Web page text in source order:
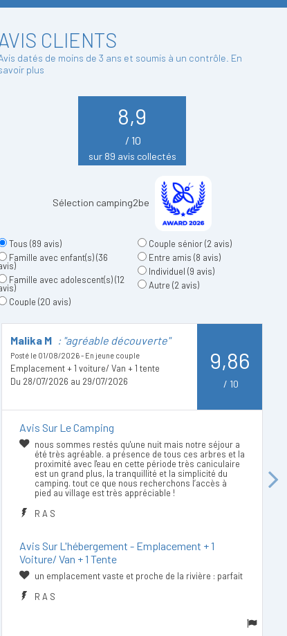
CLIENTS
datés de moins de 3 ans et soumis à un contrôle. En
plus
8,9
/ 10
sur 89 avis collectés
Sélection camping2be
Tous (89 avis)
Famille avec enfant(s)(36
Famille avec adolescent(s)(12
Couple (20 avis)
Couple sénior(2 avis)
Entre amis (8 avis)
Individuel (9 avis)
Autre (2 avis)
Malika M : "agréable découverte"
Posté le 01/08/2026 - En jeune couple
Emplacement + 1 voiture/ Van + 1 tente
Du 28/07/2026 au 29/07/2026
9,86
/ 10
Avis Sur Le Camping
nous sommes restés qu'une nuit mais notre séjour a
été très agréable. a présence de tous ces arbres et la
proximité avec l'eau en cette période très caniculaire
est un grand plus, la tranquillité et la simplicité du
camping. tout ce que nous recherchons l’accès à
pied au village est très appréciable !
R A S
Avis Sur L'hébergement - Emplacement + 1
Voiture/ Van + 1 Tente
un emplacement vaste et proche de la rivière : parfait
R A S
Next